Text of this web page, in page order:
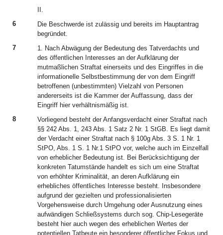
II.
6
Die Beschwerde ist zulässig und bereits im Hauptantrag
begründet.
7
1. Nach Abwägung der Bedeutung des Tatverdachts und
des öffentlichen Interesses an der Aufklärung der
mutmaßlichen Straftat einerseits und des Eingriffes in die
informationelle Selbstbestimmung der von dem Eingriff
betroffenen (unbestimmten) Vielzahl von Personen
andererseits ist die Kammer der Auffassung, dass der
Eingriff hier verhältnismäßig ist.
8
Vorliegend besteht der Anfangsverdacht einer Straftat nach
§§ 242 Abs. 1, 243 Abs. 1 Satz 2 Nr. 1 StGB. Es liegt damit
der Verdacht einer Straftat nach § 100g Abs. 3 S. 1 Nr. 1
StPO, Abs. 1 S. 1 Nr.1 StPO vor, welche auch im Einzelfall
von erheblicher Bedeutung ist. Bei Berücksichtigung der
konkreten Tatumstände handelt es sich um eine Straftat
von erhöhter Kriminalität, an deren Aufklärung ein
erhebliches öffentliches Interesse besteht. Insbesondere
aufgrund der gezielten und professionalisierten
Vorgehensweise durch Umgehung oder Ausnutzung eines
aufwändigen Schließsystems durch sog. Chip-Lesegeräte
besteht hier auch wegen des erheblichen Wertes der
potentiellen Tatbeute ein besonderer öffentlicher Fokus und